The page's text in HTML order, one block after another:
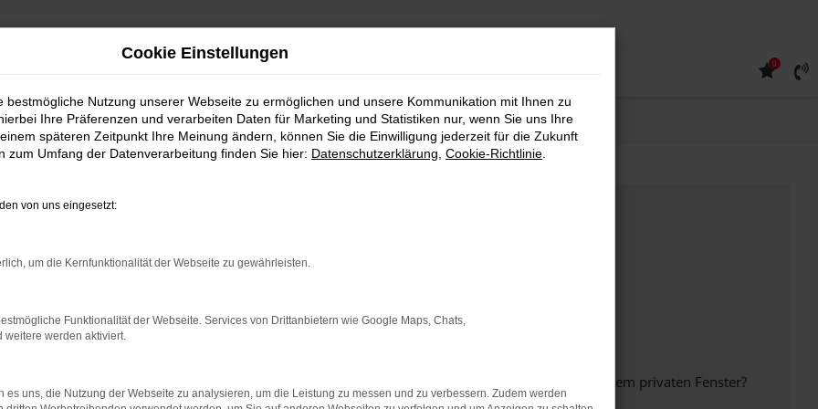
0
bestimmter Seiten verhindern. Funktioniert die Seite in einem anderen Browser oder in einem privaten Fenster?
Cookie Einstellungen
bestmögliche Nutzung unserer Webseite zu ermöglichen und unsere Kommunikation mit Ihnen zu
Ihre Präferenzen und verarbeiten Daten für Marketing und Statistiken nur, wenn Sie uns Ihre
späteren Zeitpunkt Ihre Meinung ändern, können Sie die Einwilligung jederzeit für die Zukunft
zum Umfang der Datenverarbeitung finden Sie hier: Datenschutzerklärung Cookie-Richtlinie
von uns eingesetzt:
um die Kernfunktionalität der Webseite zu gewährleisten.
Funktionalität der Webseite. Services von Drittanbietern wie Google Maps, Chats,
weitere werden aktiviert.
es uns, die Nutzung der Webseite zu analysieren, um die Leistung zu messen und zu verbessern. Zudem werden